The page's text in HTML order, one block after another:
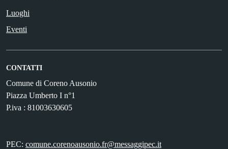
Luoghi
Eventi
CONTATTI
Comune di Coreno Ausonio
Piazza Umberto I n°1
P.iva : 81003630605
PEC: comune.corenoausonio.fr@messaggipec.it